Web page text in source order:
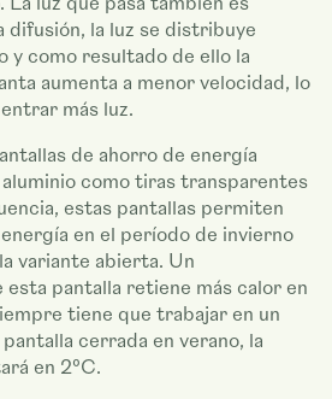
difusión, la luz se distribuye
y como resultado de ello la
aumenta a menor velocidad, lo
más luz.
de ahorro de energía
como tiras transparentes
estas pantallas permiten
en el período de invierno
variante abierta. Un
esta pantalla retiene más calor en
tiene que trabajar en un
cerrada en verano, la
en 2°C.